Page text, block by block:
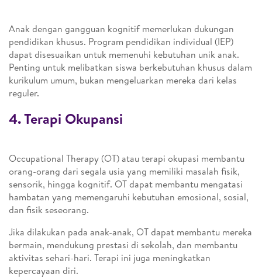
Anak dengan gangguan kognitif memerlukan dukungan
pendidikan khusus. Program pendidikan individual (IEP)
dapat disesuaikan untuk memenuhi kebutuhan unik anak.
Penting untuk melibatkan siswa berkebutuhan khusus dalam
kurikulum umum, bukan mengeluarkan mereka dari kelas
reguler.
4. Terapi Okupansi
Occupational Therapy (OT) atau terapi okupasi membantu
orang-orang dari segala usia yang memiliki masalah fisik,
sensorik, hingga kognitif. OT dapat membantu mengatasi
hambatan yang memengaruhi kebutuhan emosional, sosial,
dan fisik seseorang.
Jika dilakukan pada anak-anak, OT dapat membantu mereka
bermain, mendukung prestasi di sekolah, dan membantu
aktivitas sehari-hari. Terapi ini juga meningkatkan
kepercayaan diri.